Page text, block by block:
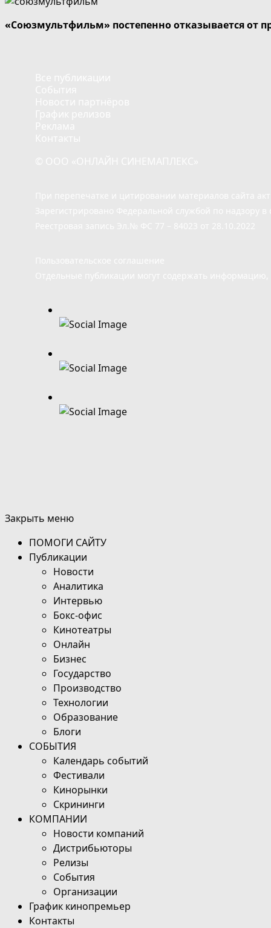
«Союзмультфильм» постепенно отказывается от
Закрыть меню
ПОМОГИ САЙТУ
Публикации
Новости
Аналитика
Интервью
Бокс-офис
Кинотеатры
Онлайн
Бизнес
Государство
Производство
Технологии
Образование
Блоги
СОБЫТИЯ
Календарь событий
Фестивали
Кинорынки
Скрининги
КОМПАНИИ
Новости компаний
Дистрибьюторы
Релизы
События
Организации
График кинопремьер
Контакты